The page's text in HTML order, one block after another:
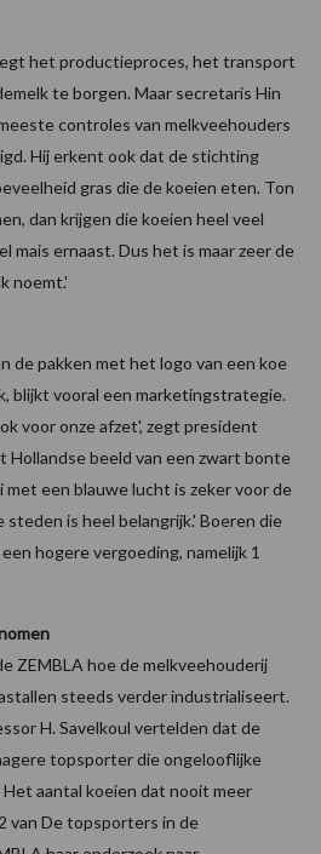
het productieproces, het transport
te borgen. Maar secretaris Hin
controles van melkveehouders
Hij erkent ook dat de stichting
gras die de koeien eten. Ton
dan krijgen die koeien heel veel
mais ernaast. Dus het is maar zeer de
noemt.'
de pakken met het logo van een koe
blijkt vooral een marketingstrategie.
voor onze afzet', zegt president
Hollandse beeld van een zwart bonte
met een blauwe lucht is zeker voor de
is heel belangrijk.' Boeren die
hogere vergoeding, namelijk 1
ZEMBLA hoe de melkveehouderij
steeds verder industrialiseert.
H. Savelkoul vertelden dat de
topsporter die ongelooflijke
aantal koeien dat nooit meer
van De topsporters in de